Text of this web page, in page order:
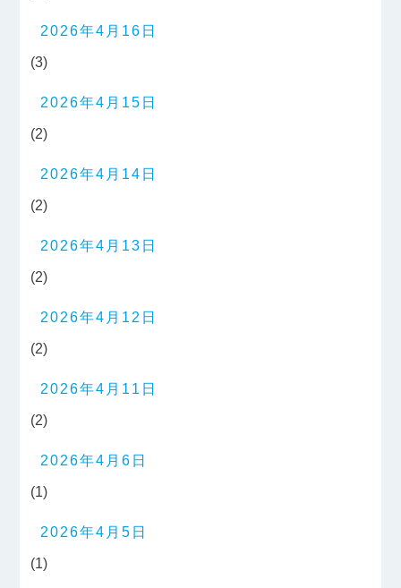
2026年4月16日
(3)
2026年4月15日
(2)
2026年4月14日
(2)
2026年4月13日
(2)
2026年4月12日
(2)
2026年4月11日
(2)
2026年4月6日
(1)
2026年4月5日
(1)